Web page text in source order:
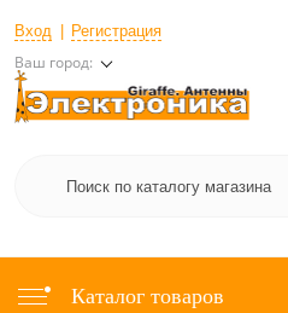
Вход Регистрация
Ваш город:
Каталог товаров